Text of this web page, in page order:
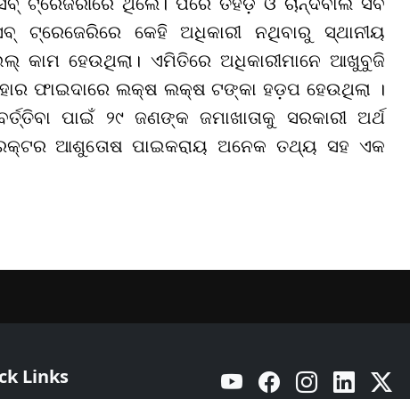
କେହି ଅଧିକାରୀ ନଥିବାରୁ ସ୍ଥାନୀୟ
ହେଉଥିଲା। ଏମିତିରେ ଅଧିକାରୀମାନେ ଆଖୁବୁଜି
ଫାଇଦାରେ ଲକ୍ଷ ଲକ୍ଷ ଟଙ୍କା ହଡ଼ପ ହେଉଥିଲା ।
ପାଇଁ ୨୯ ଜଣଙ୍କ ଜମାଖାତାକୁ ସରକାରୀ ଅର୍ଥ
ଆଶୁତୋଷ ପାଇକରାୟ ଅନେକ ତଥ୍ୟ ସହ ଏକ
Links YouTube Facebook Instagram